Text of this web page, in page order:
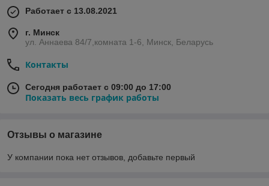
Работает с 13.08.2021
г. Минск
ул. Аннаева 84/7,комната 1-6, Минск, Беларусь
Контакты
Сегодня работает с 09:00 до 17:00
Показать весь график работы
Отзывы о магазине
У компании пока нет отзывов, добавьте первый